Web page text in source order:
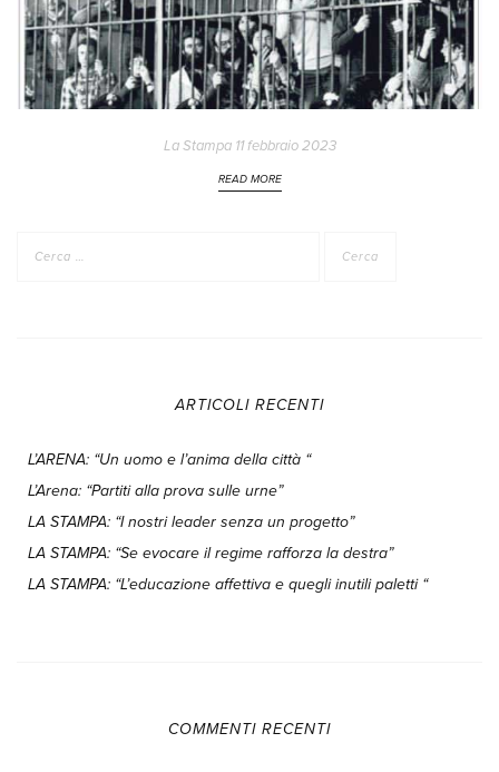
La Stampa 11 febbraio 2023
READ MORE
per:
ARTICOLI RECENTI
L’ARENA: “Un uomo e l’anima della città “
L’Arena: “Partiti alla prova sulle urne”
LA STAMPA: “I nostri leader senza un progetto”
LA STAMPA: “Se evocare il regime rafforza la destra”
LA STAMPA: “L’educazione affettiva e quegli inutili paletti “
COMMENTI RECENTI